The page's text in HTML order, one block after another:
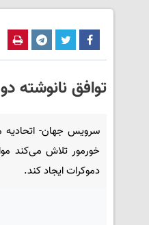
توافق نانوشته
سرویس جهان- اتحادیه
خورمور تلاش می‌کند
دموکرات ایجاد کند.